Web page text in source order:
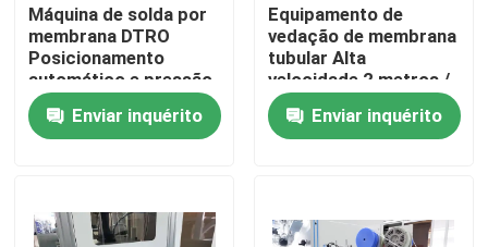
Sobre nós
Visita à fábrica
Contacte-nos
Máquina de solda por
membrana DTRO
Posicionamento
automático e pressão
de película macia
Equipamento de
impressão por ultra-
Enviar inquérito
Equipamento de
vedação de membrana
tubular Alta
velocidade 2 metros /
min Máquina
automática de
carregamento e
Enviar inquérito